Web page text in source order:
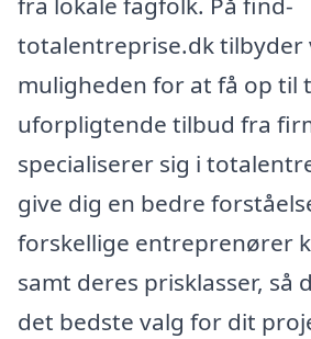
totalentreprise.dk tilbyder
muligheden for at få op til
uforpligtende tilbud fra
specialiserer sig i
give dig en bedre
forskellige entreprenører
samt deres prisklasser, så
det bedste valg for dit